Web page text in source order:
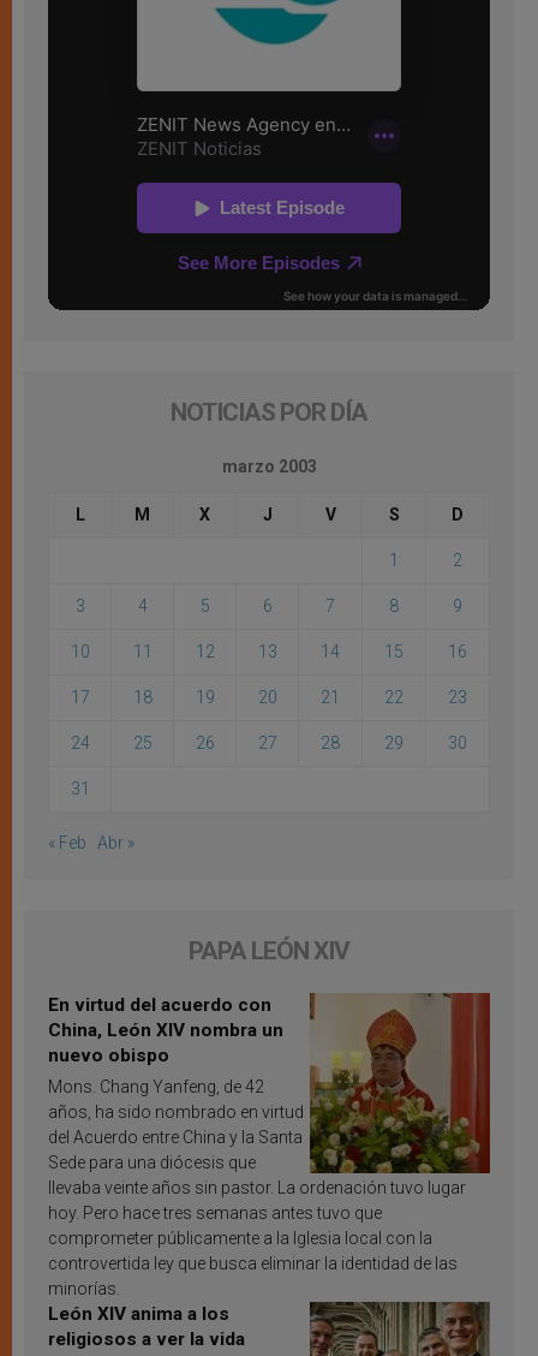
NOTICIAS POR DÍA
marzo 2003
L M X J V S D
1 2
3 4 5 6 7 8 9
10 11 12 13 14 15 16
17 18 19 20 21 22 23
24 25 26 27 28 29 30
31
« Feb Abr »
PAPA LEÓN XIV
En virtud del acuerdo con
China, León XIV nombra un
nuevo obispo
Mons. Chang Yanfeng, de 42
años, ha sido nombrado en virtud
del Acuerdo entre China y la Santa
Sede para una diócesis que
llevaba veinte años sin pastor. La ordenación tuvo lugar
hoy. Pero hace tres semanas antes tuvo que
comprometer públicamente a la Iglesia local con la
controvertida ley que busca eliminar la identidad de las
minorías.
León XIV anima a los
religiosos a ver la vida